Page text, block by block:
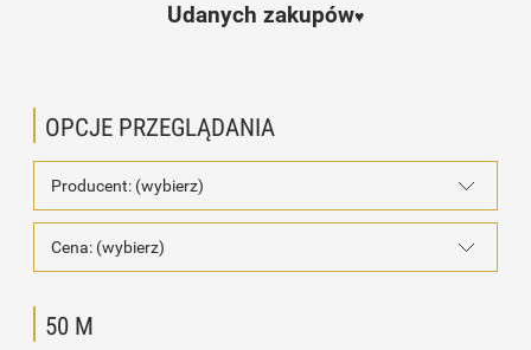
Udanych zakupów♥️
OPCJE PRZEGLĄDANIA
Producent: (wybierz)
Cena: (wybierz)
50 M